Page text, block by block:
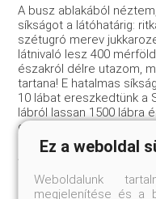
A busz ablakából
síkságot a látóhatárig:
szétugró merev
látni­való lesz 400
észak­ról délre utazom,
tartana! E ha­talmas
10 lábat eresz­kedtünk a
lábról lassan 1500 láb­ra
geológus, volt az első,
megállapította, hogy a
Alföld-lényegében a
lemosódó törmelék,
Ez a weboldal
Weboldalunk
megjelenítése és a